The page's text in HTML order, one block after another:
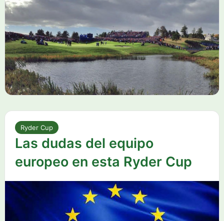
Ryder Cup
Las dudas del equipo
europeo en esta Ryder Cup